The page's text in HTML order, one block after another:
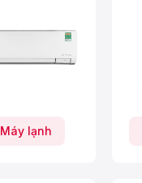
Máy lạnh